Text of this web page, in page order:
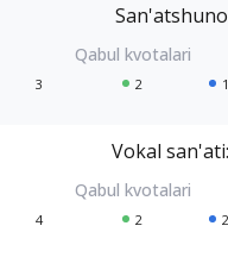
3 2 1
Vokal
4 2 2